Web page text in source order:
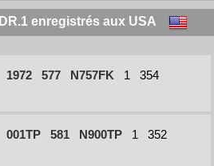
enregistrés aux USA
1972 577 N757FK 1
354
001TP 581 N900TP 1
352